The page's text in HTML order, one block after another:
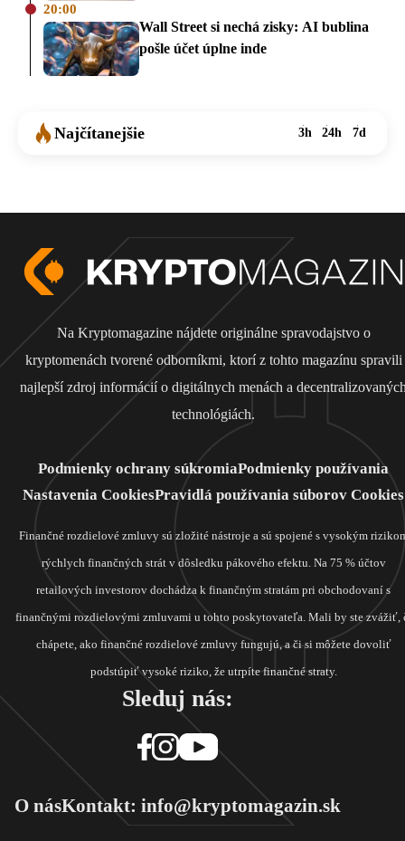
20:00
Wall Street si nechá zisky: AI bublina
pošle účet úplne inde
Najčítanejšie 3h 24h 7d
Na Kryptomagazine nájdete originálne spravodajstvo o
kryptomenách tvorené odborníkmi, ktorí z tohto magazínu spravili
najlepší zdroj informácií o digitálnych menách a
technológiách.
Podmienky ochrany súkromiaPodmienky používania
Nastavenia CookiesPravidlá používania súborov Cookies
Finančné rozdielové zmluvy sú zložité nástroje a sú spojené s vysokým
rýchlych finančných strát v dôsledku pákového efektu. Na 75 % účtov
retailových investorov dochádza k finančným stratám pri obchodovaní s
finančnými rozdielovými zmluvami u tohto poskytovateľa. Mali by ste zvážiť,
chápete, ako finančné rozdielové zmluvy fungujú, a či si môžete dovoliť
podstúpiť vysoké riziko, že utrpíte finančné straty.
Sleduj nás:
O násKontakt: info@kryptomagazin.sk